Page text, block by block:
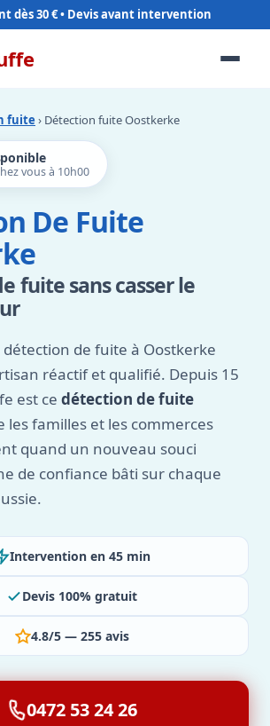
dès 30 €
fuite › Détection fuite Oostkerke
vous à 10h00
De Fuite
fuite sans casser le
de fuite à Oostkerke
réactif et qualifié. Depuis 15
est ce détection de fuite
les familles et les commerces
quand un nouveau souci
de confiance bâti sur chaque
Intervention en 45 min
Devis 100% gratuit
4.8/5 — 255 avis
0472 53 24 26